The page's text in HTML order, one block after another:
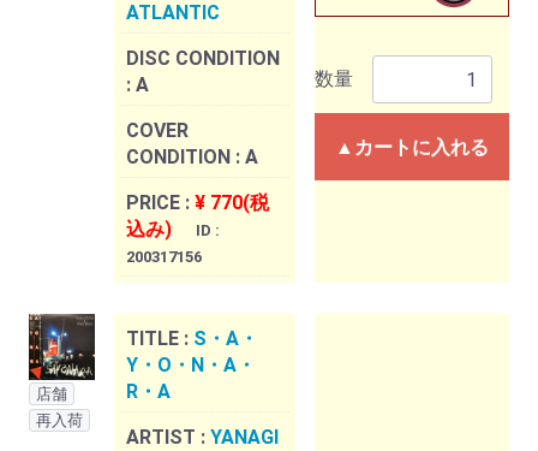
ATLANTIC
DISC CONDITION
: A
COVER
CONDITION : A
PRICE : ¥ 770(税
込み)
ID :
200317156
数量
▲カートに入れる
店舗
再入荷
TITLE : S・A・
Y・O・N・A・
R・A
ARTIST : YANAGI